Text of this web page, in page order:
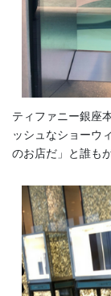
ティファニー銀座
ッシュなショーウ
のお店だ」と誰も